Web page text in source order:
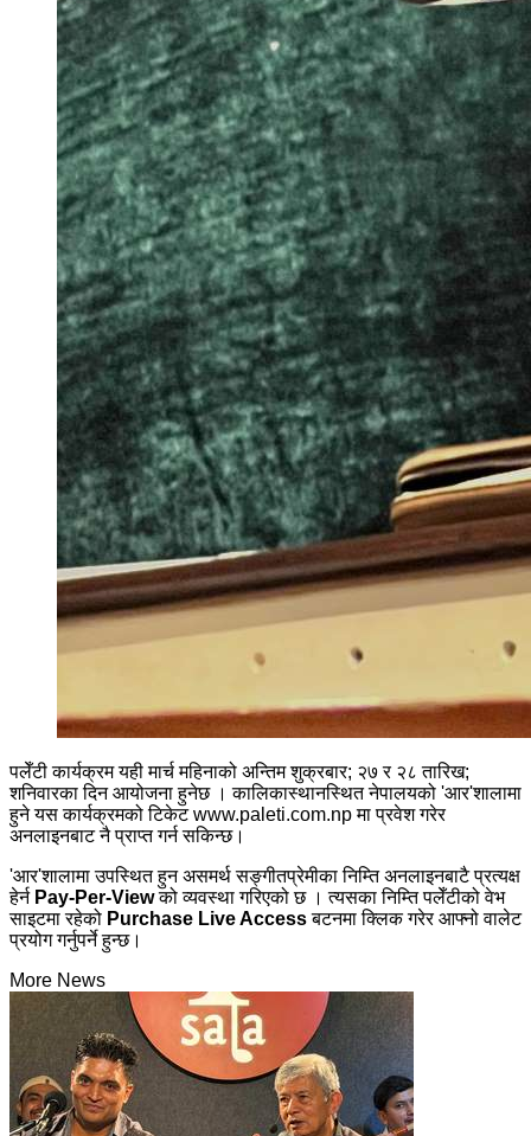
पलेँटी कार्यक्रम यही मार्च महिनाको अन्तिम शुक्रबार; २७ र २८ तारिख;
शनिवारका दिन आयोजना हुनेछ । कालिकास्थानस्थित नेपालयको 'आर'शालामा
हुने यस कार्यक्रमको टिकेट www.paleti.com.np मा प्रवेश गरेर
अनलाइनबाट नै प्राप्त गर्न सकिन्छ।
'आर'शालामा उपस्थित हुन असमर्थ सङ्गीतप्रेमीका निम्ति अनलाइनबाटै प्रत्यक्ष
हेर्न Pay-Per-Viewको व्यवस्था गरिएको छ । त्यसका निम्ति पलेँटीको वेभ
साइटमा रहेको Purchase Live Accessबटनमा क्लिक गरेर आफ्नो वालेट
प्रयोग गर्नुपर्ने हुन्छ।
More News